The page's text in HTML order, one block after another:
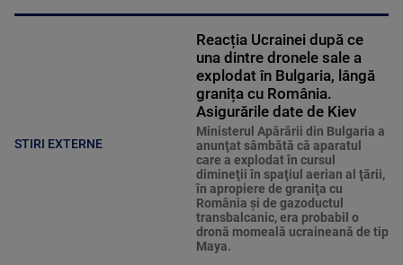
STIRI EXTERNE
Reacția Ucrainei după ce
una dintre dronele sale a
explodat în Bulgaria, lângă
granița cu România.
Asigurările date de Kiev
Ministerul Apărării din Bulgaria a
anunţat sâmbătă că aparatul
care a explodat în cursul
dimineţii în spaţiul aerian al ţării,
în apropiere de graniţa cu
România şi de gazoductul
transbalcanic, era probabil o
dronă momeală ucraineană de tip
Maya.